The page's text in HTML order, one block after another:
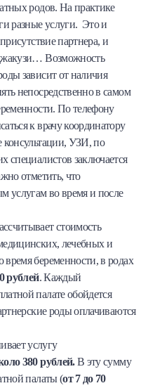
родов. На практике
разные услуги. Это и
партнера, и
Возможность
зависит от наличия
непосредственно в самом
По телефону
к врачу координатору
консультации, УЗИ, по
специалистов заключается
отметить, что
услугам во время и после
стоимость
лечебных и
беременности, в родах
рублей. Каждый
палате обойдется
роды оплачиваются
услугу
380 рублей.В эту сумму
палаты (от 7 до 70